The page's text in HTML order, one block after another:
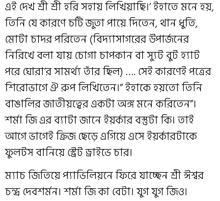
এই দেখ শ্রী শ্রী হরি সহায় লিখিয়াছি।’ ইহাতে মনে হয়,
তিনি যে কারণে চটি জুতা পায়ে দিতেন, থান ধুতি,
মোটা চাদর পরিতেন (বিদ্যাসাগরের উপার্জনের
নিরিখে বলা যায় চোগা চাপকান বা স্যুট বুট হ্যাট
পরে ঘোরা’র সামর্থ্য তাঁর ছিল) …. সেই কারণেই পত্রের
শিরোভাগে ঐ রুপ লিখিতেন।” ইহাকে হয়তো তিনি
বাঙালির জাতীয়ত্বের একটা অঙ্গ মনে করিতেন”।
শর্মা জি এর ব্যাটা জানে ইয়র্কার বস্তুটা কি। তাই
আগে ভাগেই ক্রিজ ছেড়ে এগিয়ে এসে ইয়র্কারটাকে
ফুলটস বানিয়ে স্ট্রেট ড্রাইভে চার।
ম্যাচ জিতিয়ে প্যাভিলিয়নে ফিরে যাচ্ছেন শ্রী ঈশ্বর
চন্দ্র দেবশর্মন। শর্মা জি কা বেটা। যুগ যুগ জিও।